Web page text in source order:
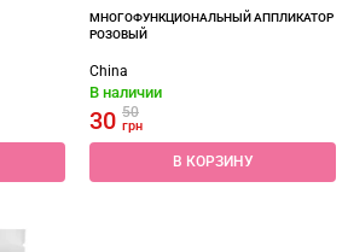
МНОГОФУНКЦИОНАЛЬНЫЙ АППЛИКАТОР
РОЗОВЫЙ
China
В наличии
30 50
грн
В КОРЗИНУ